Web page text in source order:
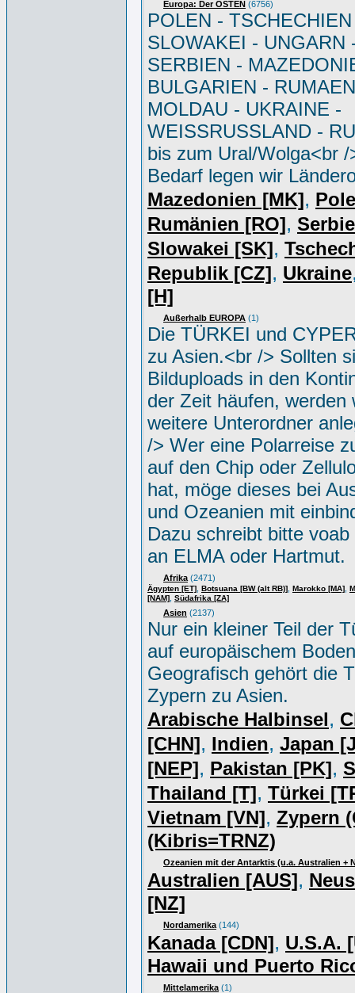
Europa: Der OSTEN (6756)
POLEN -
SLOWAKEI - UNGARN
SERBIEN -
BULGARIEN -
MOLDAU - UKRAINE -
WEISSRUSSLAND -
bis zum Ural/Wolga<br /
Bedarf legen wir
Mazedonien [MK],
Rumänien [RO],
Slowakei [SK],
Republik [CZ], Ukraine
[H]
Außerhalb EUROPA (1)
Die TÜRKEI und
zu Asien.<br /> Sollten
Bilduploads in den
der Zeit häufen, werden
weitere Unterordner
/> Wer eine Polarreise
auf den Chip oder
hat, möge dieses bei
und Ozeanien mit
Dazu schreibt bitte
an ELMA oder Hartmut.
Afrika (2471)
Ägypten [ET] Botsuana [BW (alt RB)] Marokko [MA]
[NAM] Südafrika [ZA]
Asien (2137)
Nur ein kleiner Teil der
auf europäischem
Geografisch gehört die
Zypern zu Asien.
Arabische Halbinsel,
[CHN], Indien, Japan
[NEP], Pakistan [PK],
Thailand [T], Türkei
Vietnam [VN], Zypern
(Kibris=TRNZ)
Ozeanien mit der Antarktis (u.a. Australien +
Australien [AUS],
[NZ]
Nordamerika (144)
Kanada [CDN], U.S.A.
Hawaii und Puerto
Mittelamerika (1)